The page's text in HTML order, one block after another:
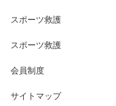
スポーツ救護
スポーツ救護
会員制度
サイトマップ